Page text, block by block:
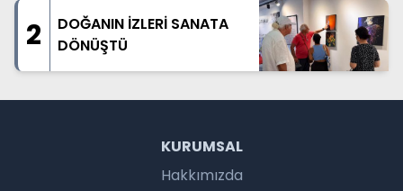
2
DOĞANIN İZLERİ SANATA
DÖNÜŞTÜ
KURUMSAL
Hakkımızda